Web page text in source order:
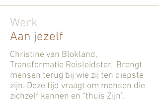
Werk
Aan jezelf
Christine van Blokland,
Transformatie Reisleidster. Brengt
mensen terug bij wie zij ten diepste
zijn. Deze tijd vraagt om mensen die
zichzelf kennen en “thuis Zijn”.